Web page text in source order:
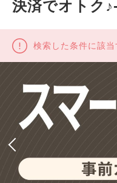
決済でオトク
検索した条件に該